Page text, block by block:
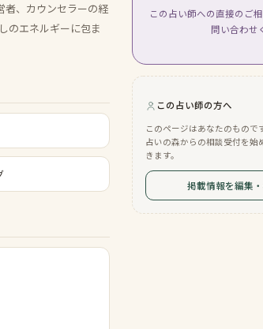
者、カウンセラーの経
のエネルギーに包ま
この占い師への直接のご
問い合わせ
この占い師の方へ
このページはあなたのもので
占いの森からの相談受付を始
きます。
掲載情報を編集